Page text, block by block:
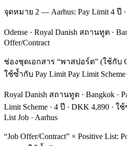
จุดหมาย 2 — Aarhus: Pay Limit 4 ปี
Odense · Royal Danish สถานทูต ·
Offer/Contract
ช่องชุดเอกสาร “พาสปอร์ต” (ใช้กับ
ใช้ซ้ำกับ Pay Limit Pay Limit Scheme
Royal Danish สถานทูต · Bangkok ·
Limit Scheme · 4 ปี · DKK 4,890 · ใ
List Job · Aarhus
“Job Offer/Contract” × Positive List: